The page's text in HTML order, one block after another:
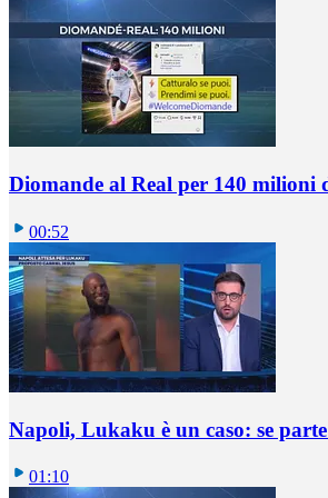
Diomande al Real per 140 milioni
00:52
Napoli, Lukaku è un caso: se
01:10